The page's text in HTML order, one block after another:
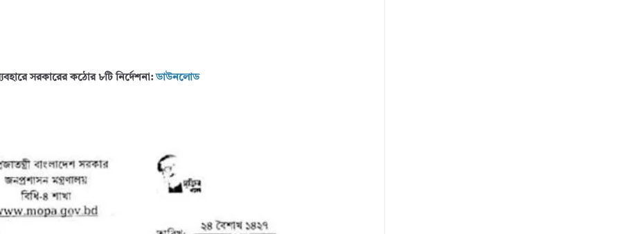
সরকারের কঠোর ৮টি নির্দেশনা:ডাউনলোড